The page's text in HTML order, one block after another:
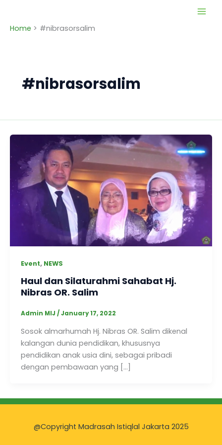
content
Home #nibrasorsalim
#nibrasorsalim
Event, NEWS
Haul dan Silaturahmi Sahabat Hj.
Nibras OR. Salim
Admin MIJ /January 17, 2022
Sosok almarhumah Hj. Nibras OR. Salim dikenal
kalangan dunia pendidikan, khususnya
pendidikan anak usia dini, sebagai pribadi
dengan pembawaan yang […]
@Copyright Madrasah Istiqlal Jakarta 2025